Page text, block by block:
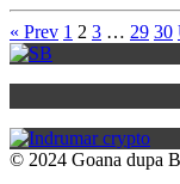
« Prev 1 2 3 … 29 30
© 2024 Goana dupa